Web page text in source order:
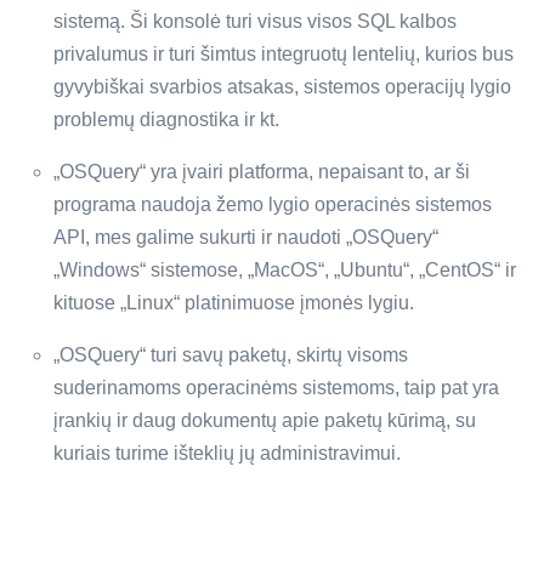
sistemą. Ši konsolė turi visus visos SQL kalbos
privalumus ir turi šimtus integruotų lentelių, kurios bus
gyvybiškai svarbios atsakas, sistemos operacijų lygio
problemų diagnostika ir kt.
„OSQuery“ yra įvairi platforma, nepaisant to, ar ši
programa naudoja žemo lygio operacinės sistemos
API, mes galime sukurti ir naudoti „OSQuery“
„Windows“ sistemose, „MacOS“, „Ubuntu“, „CentOS“ ir
kituose „Linux“ platinimuose įmonės lygiu.
„OSQuery“ turi savų paketų, skirtų visoms
suderinamoms operacinėms sistemoms, taip pat yra
įrankių ir daug dokumentų apie paketų kūrimą, su
kuriais turime išteklių jų administravimui.